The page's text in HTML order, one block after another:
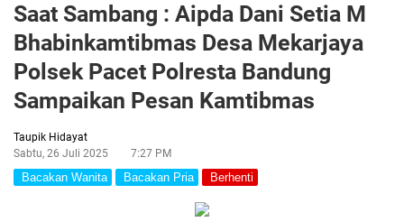
Saat Sambang : Aipda Dani Setia M
Bhabinkamtibmas Desa Mekarjaya
Polsek Pacet Polresta Bandung
Sampaikan Pesan Kamtibmas
Taupik Hidayat
Sabtu, 26 Juli 2025
7:27 PM
Bacakan Wanita Bacakan Pria Berhenti